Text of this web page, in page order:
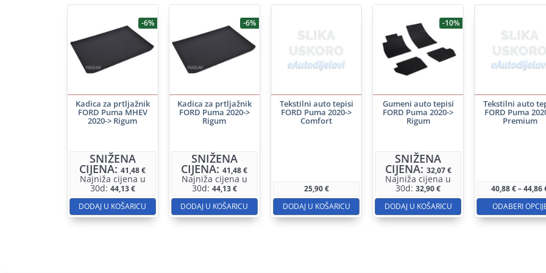
-6%
Kadica za prtljažnik
FORD Puma MHEV
2020-> Rigum
SNIŽENA
CIJENA:41,48€
Najniža cijena u
30d: 44,13€
DODAJ U KOŠARICU
-6%
Kadica za prtljažnik
FORD Puma 2020->
Rigum
SNIŽENA
CIJENA:41,48€
Najniža cijena u
30d: 44,13€
DODAJ U KOŠARICU
Tekstilni auto tepisi
FORD Puma 2020->
Comfort
25,90€
DODAJ U KOŠARICU
-10%
Gumeni auto tepisi
FORD Puma 2020->
Rigum
SNIŽENA
CIJENA: 32,07€
Najniža cijena u
30d:32,90€
DODAJ U KOŠARICU
Tekstilni auto
FORD Puma
Premium
40,88€–44,86
ODABERI
više
Opcije